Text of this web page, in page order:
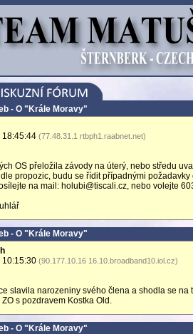
- O "Krále Moravy"
18:45:44 (77.48.31.1 rtbph1.raabnet.net)
OS přeložila závody na úterý, nebo středu
propozic, budu se řídit případnými
na mail: holubi@tiscali.cz, nebo volejte
- O "Krále Moravy"
10:15:30 (90.177.10.16 16.10.broadband10.iol.cz)
slavila narozeniny svého člena a shodla se
s pozdravem Kostka Old.
- O "Krále Moravy"